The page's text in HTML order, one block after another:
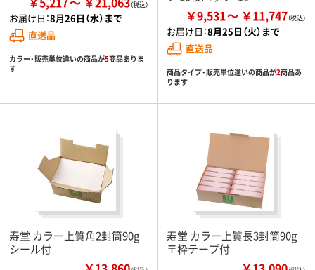
お届け日：8月26日（水）まで
直送品
カラー・販売単位違いの商品が5商品ありま
す
￥9,531 ￥11,747
お届け日：8月25日（火）まで
直送品
商品タイプ・販売単位違いの商品が2商品あ
ります
寿堂 カラー上質角2封筒90g
シール付
寿堂 カラー上質長3封筒90g
〒枠テープ付